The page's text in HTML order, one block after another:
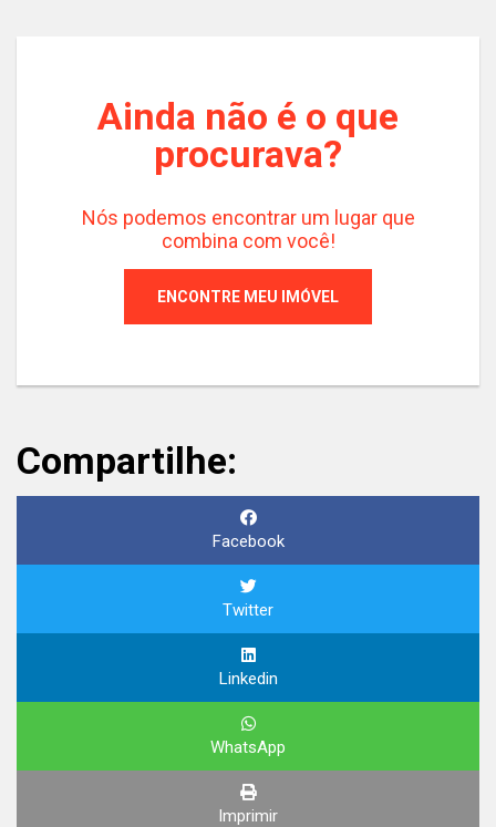
Ainda não é o que
procurava?
Nós podemos encontrar um lugar que
combina com você!
ENCONTRE MEU IMÓVEL
Compartilhe:
Facebook
Twitter
Linkedin
WhatsApp
Imprimir